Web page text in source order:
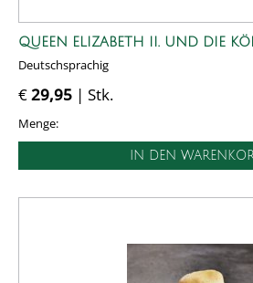
QUEEN ELIZABETH II. UND DIE
Deutschsprachig
€29,95 | Stk.
Menge:
IN DEN